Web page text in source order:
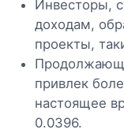
Инвесторы,
доходам,
проекты,
привлек
настоящее
0.0396.